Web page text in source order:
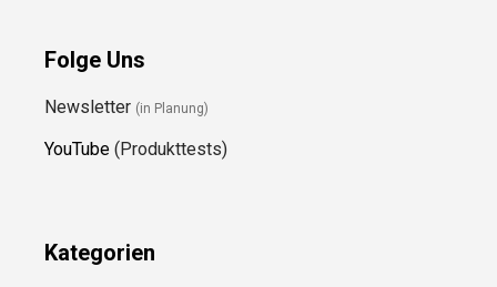
Folge Uns
Newsletter (in Planung)
YouTube (Produkttests)
Kategorien